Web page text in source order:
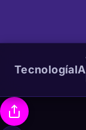
TecnologíaIA